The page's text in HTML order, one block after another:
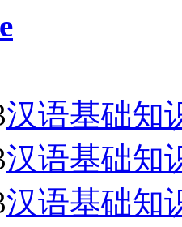
汉语基础知
汉语基础知
汉语基础知